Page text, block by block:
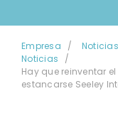
Empresa
Noticias
Hay que reinventar
estancarse Seeley